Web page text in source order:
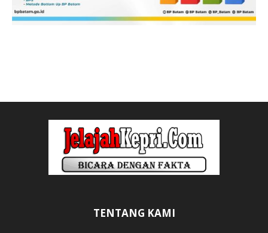
TENTANG KAMI